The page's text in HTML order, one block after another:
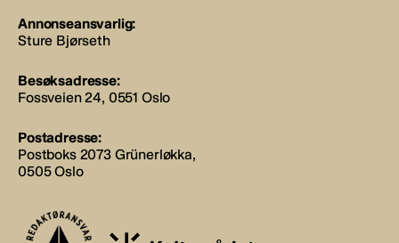
Annonseansvarlig:
Sture Bjørseth
Besøksadresse:
Fossveien 24, 0551 Oslo
Postadresse:
Postboks 2073 Grünerløkka,
0505 Oslo